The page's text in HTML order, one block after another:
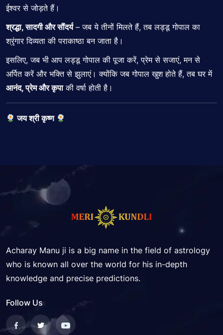
ईश्वर से जोड़ते हैं।
श्रद्धा, सादगी और सौंदर्य– जब ये तीनों मिलते हैं, तब लड्डू गोपाल का
श्रृंगार दिव्यता की पराकाष्ठा बन जाता है।
इसलिए, जब भी आप लड्डू गोपाल की पूजा करें, प्रेम से सजाएं, मन से
अर्पित करें और भक्ति से झुलाएं। क्योंकि जब गोपाल खुश होते हैं, तब घर में
आनंद, प्रेम और कृपाकी वर्षा होती है।
जय श्री कृष्ण
Acharay Manu ji is a big name in the field of astrology
who is known all over the world for his in-depth
knowledge and precise predictions.
Follow Us